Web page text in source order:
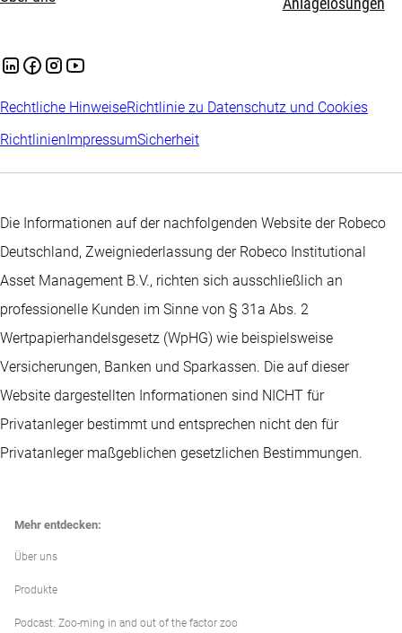
Rechtliche HinweiseRichtlinie zu Datenschutz und Cookies
RichtlinienImpressumSicherheit
Die Informationen auf der nachfolgenden Website der Robeco
Deutschland, Zweigniederlassung der Robeco Institutional
Asset Management B.V., richten sich ausschließlich an
professionelle Kunden im Sinne von § 31a Abs. 2
Wertpapierhandelsgesetz (WpHG) wie beispielsweise
Versicherungen, Banken und Sparkassen. Die auf dieser
Website dargestellten Informationen sind NICHT für
Privatanleger bestimmt und entsprechen nicht den für
Privatanleger maßgeblichen gesetzlichen Bestimmungen.
Mehr entdecken:
Über uns
Produkte
Podcast: Zoo-ming in and out of the factor zoo